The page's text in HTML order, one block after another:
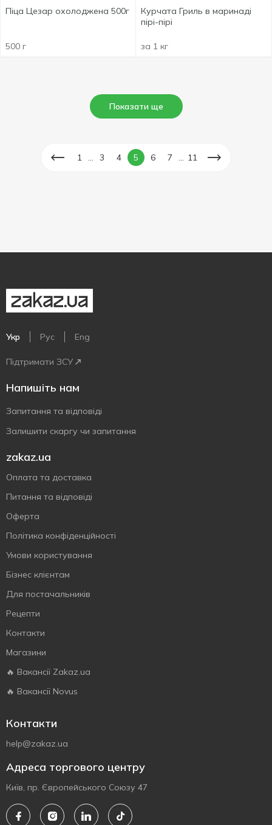
Піца Цезар охолоджена 500г
500 г
Курчата Гриль в маринаді
пірі-пірі
за 1 кг
Показати ще
1 3 4 5 6 7 11
Укр Рус Eng
Підтримати ЗСУ
Напишіть нам
Запитання та відповіді
Залишити скаргу чи запитання
zakaz.ua
Оплата та доставка
Питання та відповіді
Оферта
Політика конфіденційності
Умови користування
Бізнес клієнтам
Для постачальників
Рецепти
Контакти
Магазини
🔥 Вакансії Zakaz.ua
🔥 Вакансії Novus
Контакти
help@zakaz.ua
Адреса торгового центру
Київ, пр. Європейського Союзу 47